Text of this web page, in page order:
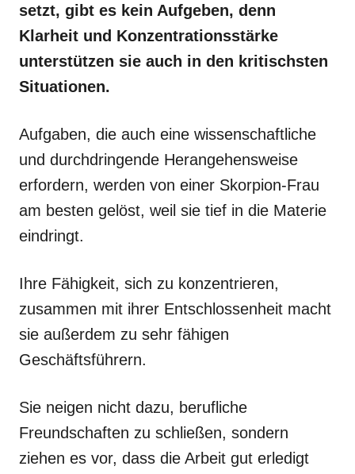
setzt, gibt es kein Aufgeben, denn
Klarheit und Konzentrationsstärke
unterstützen sie auch in den kritischsten
Situationen.
Aufgaben, die auch eine wissenschaftliche
und durchdringende Herangehensweise
erfordern, werden von einer Skorpion-Frau
am besten gelöst, weil sie tief in die Materie
eindringt.
Ihre Fähigkeit, sich zu konzentrieren,
zusammen mit ihrer Entschlossenheit macht
sie außerdem zu sehr fähigen
Geschäftsführern.
Sie neigen nicht dazu, berufliche
Freundschaften zu schließen, sondern
ziehen es vor, dass die Arbeit gut erledigt